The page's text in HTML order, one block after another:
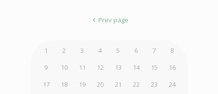
Prev page
1 2 3 4 5 6 7
8
9
10 11 12 13 14 15
16
17
18 19 20 21 22 23
24